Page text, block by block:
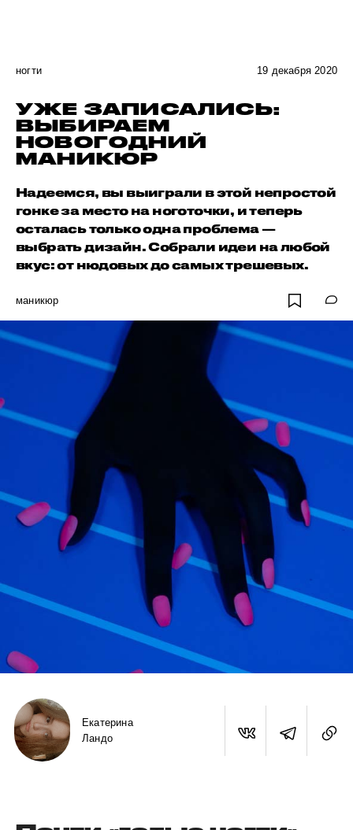
ногти 19 декабря 2020
УЖЕ ЗАПИСАЛИСЬ:
ВЫБИРАЕМ
НОВОГОДНИЙ
МАНИКЮР
Надеемся, вы выиграли в этой непростой
гонке за место на ноготочки, и теперь
осталась только одна проблема —
выбрать дизайн. Собрали идеи на любой
вкус: от нюдовых до самых трешевых.
маникюр
Екатерина
Ландо